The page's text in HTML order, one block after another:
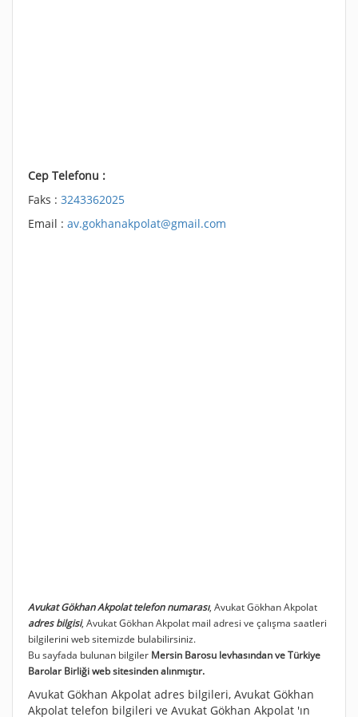
Cep Telefonu :
Faks : 3243362025
Email : av.gokhanakpolat@gmail.com
Avukat Gökhan Akpolat telefon numarası, Avukat Gökhan Akpolat
adres bilgisi, Avukat Gökhan Akpolat mail adresi ve çalışma saatleri
bilgilerini web sitemizde bulabilirsiniz.
Bu sayfada bulunan bilgiler Mersin Barosu levhasından ve Türkiye
Barolar Birliği web sitesinden alınmıştır.
Avukat Gökhan Akpolat adres bilgileri, Avukat Gökhan
Akpolat telefon bilgileri ve Avukat Gökhan Akpolat 'ın